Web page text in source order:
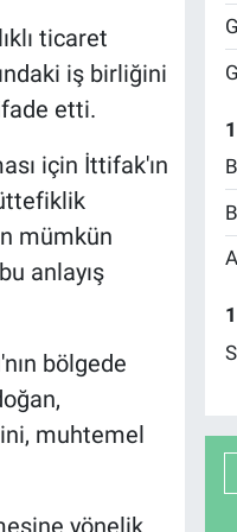
ticaret
iş birliğini
etti.
için İttifak'ın
mümkün
anlayış
bölgede
muhtemel